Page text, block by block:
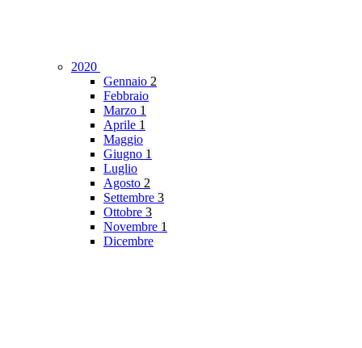
2020
Gennaio 2
Febbraio
Marzo 1
Aprile 1
Maggio
Giugno 1
Luglio
Agosto 2
Settembre 3
Ottobre 3
Novembre 1
Dicembre